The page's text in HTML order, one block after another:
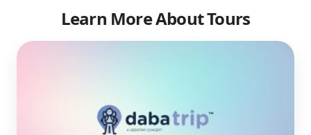
Learn More About Tours